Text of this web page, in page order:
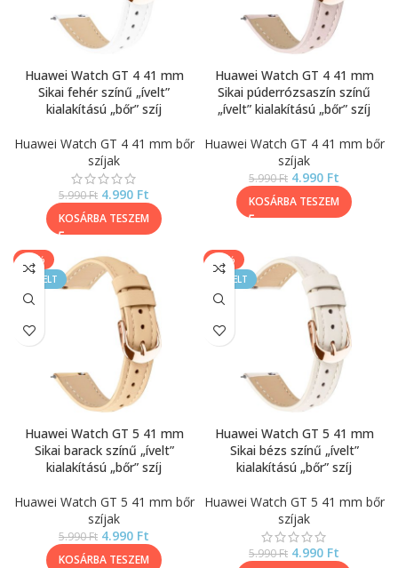
Huawei Watch GT 4 41 mm
Sikai fehér színű „ívelt”
kialakítású „bőr” szíj
Huawei Watch GT 4 41 mm bőr
szíjak
5.990Ft 4.990 Ft
KOSÁRBA TESZEM
Huawei Watch GT 4 41 mm
Sikai púderrózsaszín színű
„ívelt” kialakítású „bőr” szíj
Huawei Watch GT 4 41 mm bőr
szíjak
5.990Ft 4.990 Ft
KOSÁRBA TESZEM
-17%
KIEMELT
Huawei Watch GT 5 41 mm
Sikai barack színű „ívelt”
kialakítású „bőr” szíj
Huawei Watch GT 5 41 mm bőr
szíjak
5.990Ft 4.990 Ft
KOSÁRBA TESZEM
-17%
KIEMELT
Huawei Watch GT 5 41 mm
Sikai bézs színű „ívelt”
kialakítású „bőr” szíj
Huawei Watch GT 5 41 mm bőr
szíjak
5.990Ft 4.990 Ft